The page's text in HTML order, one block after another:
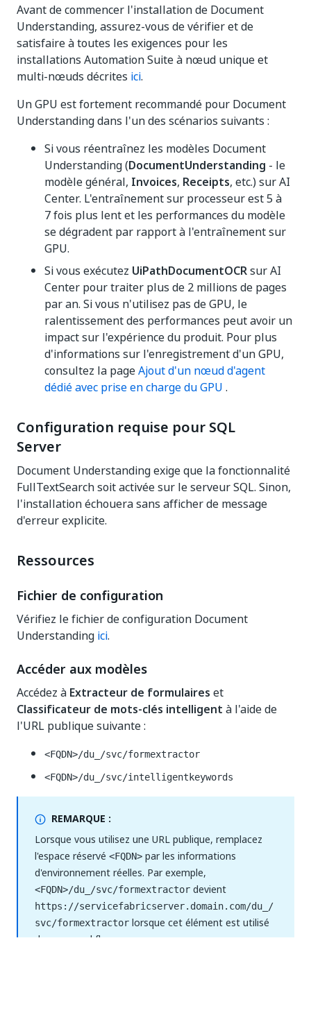
Avant de commencer l'installation de Document
Understanding, assurez-vous de vérifier et de
satisfaire à toutes les exigences pour les
installations Automation Suite à nœud unique et
multi-nœuds décrites ici.
Un GPU est fortement recommandé pour Document
Understanding dans l'un des scénarios suivants :
Si vous réentraînez les modèles Document
Understanding (DocumentUnderstanding - le
modèle général, Invoices, Receipts, etc.) sur AI
Center. L'entraînement sur processeur est 5 à
7 fois plus lent et les performances du modèle
se dégradent par rapport à l'entraînement sur
GPU.
Si vous exécutez UiPathDocumentOCRsur AI
Center pour traiter plus de 2 millions de pages
par an. Si vous n'utilisez pas de GPU, le
ralentissement des performances peut avoir un
impact sur l'expérience du produit. Pour plus
d'informations sur l'enregistrement d'un GPU,
consultez la pageAjout d'un nœud d'agent
dédié avec prise en charge du GPU .
Configuration requise pour SQL
Server
Document Understanding exige que la fonctionnalité
FullTextSearch soit activée sur le serveur SQL. Sinon,
l'installation échouera sans afficher de message
d'erreur explicite.
Ressources
Fichier de configuration
Vérifiez le fichier de configuration Document
Understanding ici.
Accéder aux modèles
Accédez à Extracteur de formulaires et
Classificateur de mots-clés intelligent à l'aide de
l'URL publique suivante :
<FQDN>/du_/svc/formextractor
<FQDN>/du_/svc/intelligentkeywords
REMARQUE :
Lorsque vous utilisez une URL publique, remplacez
l'espace réservé <FQDN> par les informations
d'environnement réelles. Par exemple,
<FQDN>/du_/svc/formextractor devient
https://servicefabricserver.domain.com/du_/
svc/formextractor lorsque cet élément est utilisé
dans un workflow.